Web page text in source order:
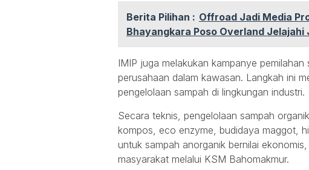
Berita Pilihan : Offroad Jadi Media
Bhayangkara Poso Overland
IMIP juga melakukan kampanye
perusahaan dalam kawasan. Langkah ini
pengelolaan sampah di lingkungan industri.
Secara teknis, pengelolaan sampah
kompos, eco enzyme, budidaya maggot,
untuk sampah anorganik bernilai
masyarakat melalui KSM Bahomakmur.